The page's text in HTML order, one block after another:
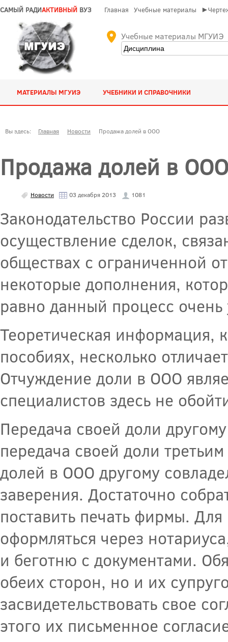
САМЫЙ РАДИАКТИВНЫЙ ВУЗ Главная Учебные материалы
Учебные материалы МГУИЭ
МАТЕРИАЛЫ МГУИЭ УЧЕБНИКИ И СПРАВОЧНИКИ
Вы здесь: Главная Новости Продажа долей в ООО
Продажа долей в ООО
Новости 03 декабря 2013 1081
Законодательство России
осуществление сделок,
обществах с ограниченной
некоторые дополнения,
равно данный процесс очень
Теоретическая информация,
пособиях, несколько
Отчуждение доли в ООО
специалистов здесь не
Передача своей доли
передача своей доли
долей в ООО другому
заверения. Достаточно
поставить печать фирмы.
оформляться через
и беготню с документами.
обеих сторон, но и их
засвидетельствовать свое
этого их письменное